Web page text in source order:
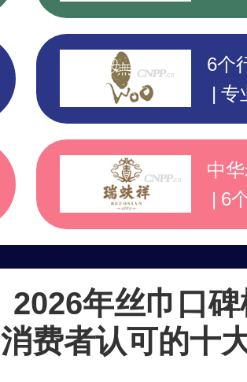
著
6个
专
行
中
6
8
2026年丝巾口
消费者认可的十